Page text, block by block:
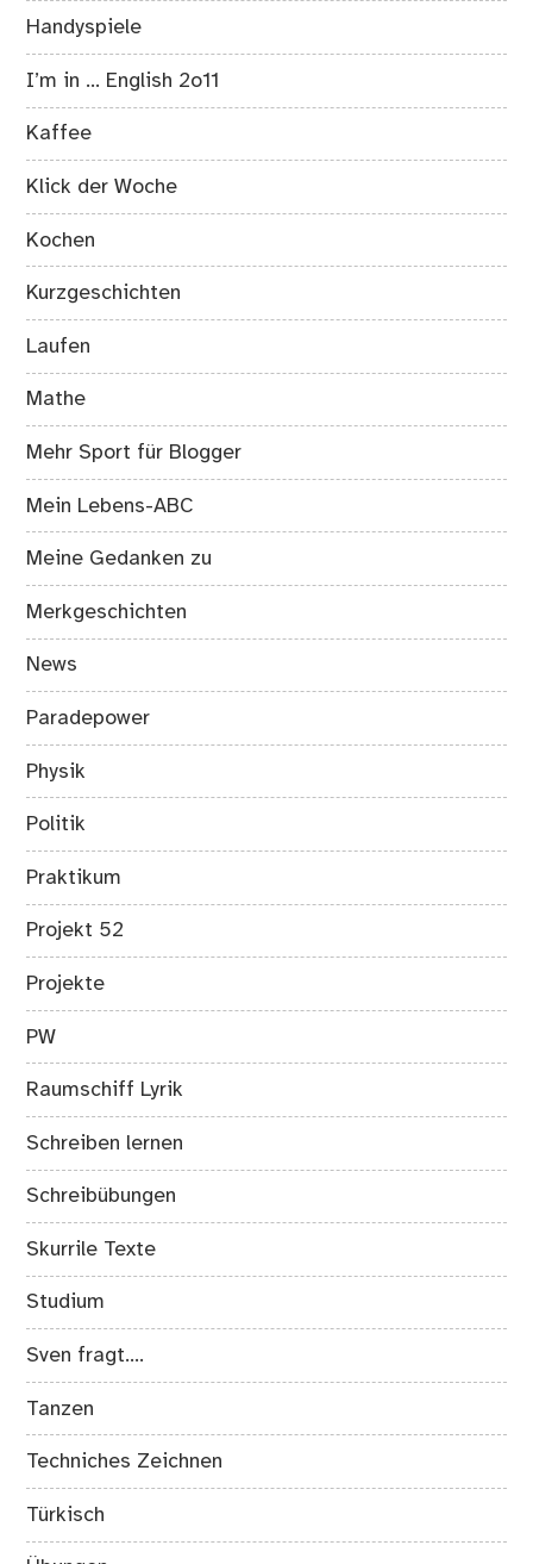
Handyspiele
I’m in … English 2o11
Kaffee
Klick der Woche
Kochen
Kurzgeschichten
Laufen
Mathe
Mehr Sport für Blogger
Mein Lebens-ABC
Meine Gedanken zu
Merkgeschichten
News
Paradepower
Physik
Politik
Praktikum
Projekt 52
Projekte
PW
Raumschiff Lyrik
Schreiben lernen
Schreibübungen
Skurrile Texte
Studium
Sven fragt….
Tanzen
Techniches Zeichnen
Türkisch